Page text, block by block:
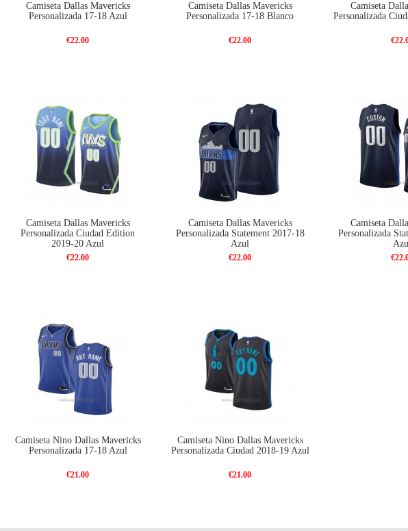
Camiseta Dallas Mavericks
Personalizada 17-18 Azul
€22.00
Camiseta Dallas Mavericks
Personalizada 17-18 Blanco
€22.00
Camiseta
Personalizada
Camiseta Dallas Mavericks
Personalizada Ciudad Edition
2019-20 Azul
€22.00
Camiseta Dallas Mavericks
Personalizada Statement 2017-18
Azul
€22.00
Camiseta
Personalizada
Camiseta Nino Dallas Mavericks
Personalizada 17-18 Azul
€21.00
Camiseta Nino Dallas Mavericks
Personalizada Ciudad 2018-19 Azul
€21.00